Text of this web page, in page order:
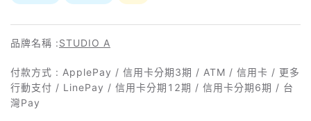
品牌名稱 :STUDIO A
付款方式 : ApplePay / 信用卡分期3期 / ATM / 信用卡 / 更多
行動支付 / LinePay / 信用卡分期12期 / 信用卡分期6期 / 台
灣Pay